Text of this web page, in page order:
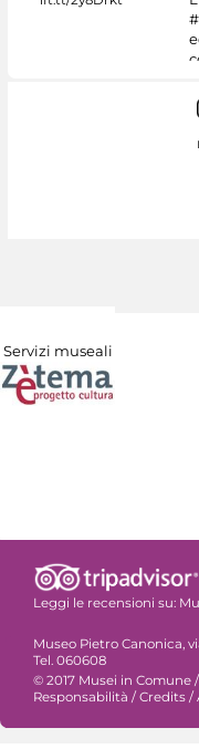
Servizi museali
Leggi le recensioni su:
Museo Pietro Canonica,
Tel. 060608
© 2017 Musei in Comune /
Responsabilità / Credits /